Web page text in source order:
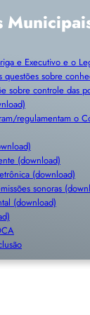
e Executivo e o
questões sobre
sobre controle das
regulamentam o
(download)
(download)
sonoras
(download)
o